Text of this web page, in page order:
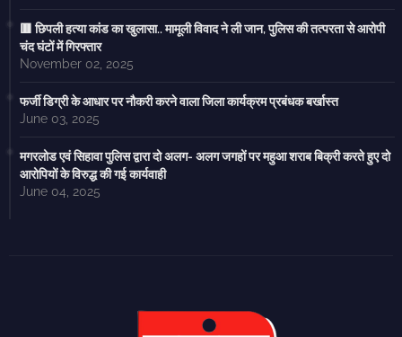
🟥 छिपली हत्या कांड का खुलासा.. मामूली विवाद ने ली जान, पुलिस की तत्परता से आरोपी
चंद घंटों में गिरफ्तार
November 02, 2025
फर्जी डिग्री के आधार पर नौकरी करने वाला जिला कार्यक्रम प्रबंधक बर्खास्त
June 03, 2025
मगरलोड एवं सिहावा पुलिस द्वारा दो अलग- अलग जगहों पर महुआ शराब बिक्री करते हुए दो
आरोपियों के विरुद्ध की गई कार्यवाही
June 04, 2025